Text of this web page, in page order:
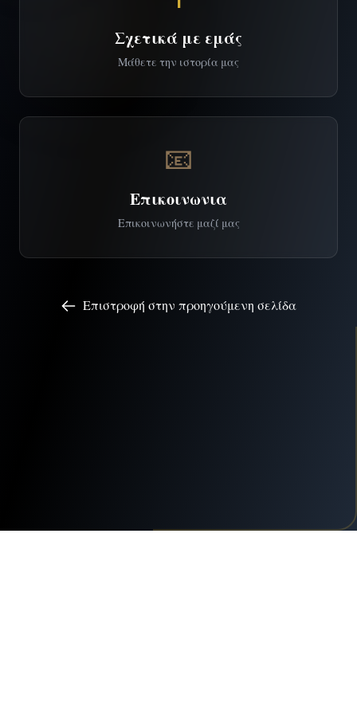
Σχετικά με εμάς
Μάθετε την ιστορία μας
📧
Επικοινωνια
Επικοινωνήστε μαζί μας
Επιστροφή στην προηγούμενη σελίδα